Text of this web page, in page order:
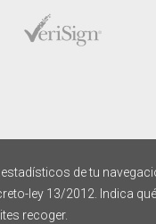
de tu
ley 13/2012. Indica qué
recoger.